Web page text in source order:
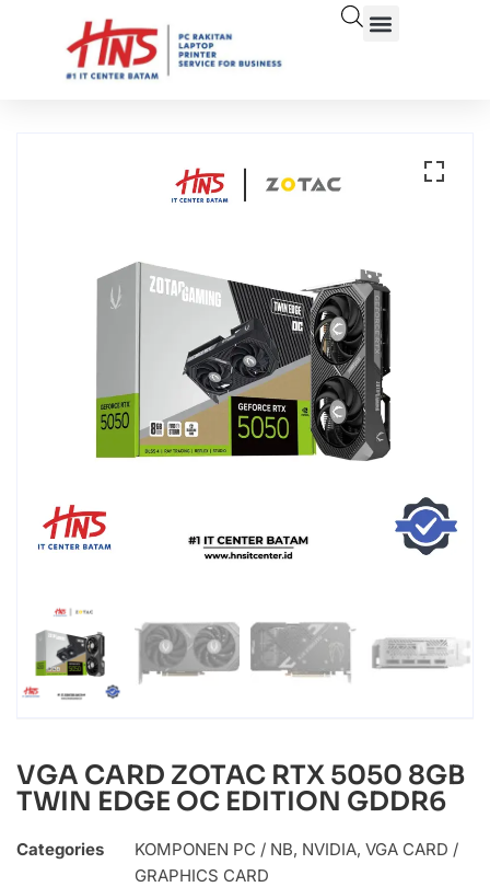
VGA CARD ZOTAC RTX 5050 8GB
TWIN EDGE OC EDITION GDDR6
Categories KOMPONEN PC / NB, NVIDIA, VGA CARD /
GRAPHICS CARD